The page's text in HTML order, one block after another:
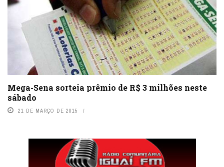
Mega-Sena sorteia prêmio de R$ 3 milhões neste
sábado
21 DE MARÇO DE 2015